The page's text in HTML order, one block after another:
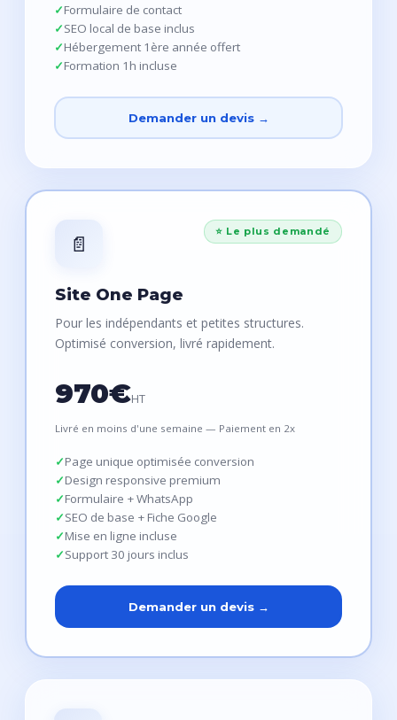
Formulaire de contact
SEO local de base inclus
Hébergement 1ère année offert
Formation 1h incluse
Demander un devis →
📄 ⭐ Le plus demandé
Site One Page
Pour les indépendants et petites structures.
Optimisé conversion, livré rapidement.
970€HT
Livré en moins d'une semaine — Paiement en 2x
Page unique optimisée conversion
Design responsive premium
Formulaire + WhatsApp
SEO de base + Fiche Google
Mise en ligne incluse
Support 30 jours inclus
Demander un devis →